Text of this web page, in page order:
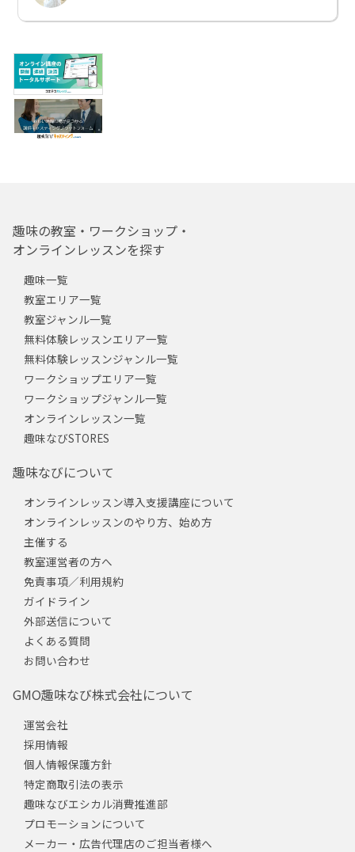
趣味の教室・ワークショップ・
オンラインレッスンを探す
趣味一覧
教室エリア一覧
教室ジャンル一覧
無料体験レッスンエリア一覧
無料体験レッスンジャンル一覧
ワークショップエリア一覧
ワークショップジャンル一覧
オンラインレッスン一覧
趣味なびSTORES
趣味なびについて
オンラインレッスン導入支援講座について
オンラインレッスンのやり方、始め方
主催する
教室運営者の方へ
免責事項／利用規約
ガイドライン
外部送信について
よくある質問
お問い合わせ
GMO趣味なび株式会社について
運営会社
採用情報
個人情報保護方針
特定商取引法の表示
趣味なびエシカル消費推進部
プロモーションについて
メーカー・広告代理店のご担当者様へ